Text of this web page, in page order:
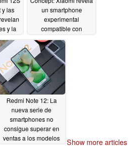
y las
y la
03/2022
un smartphone
experimental
compatible con
objetivos DSLR
11/03/2022
Redmi Note 12: La
nueva serie de
smartphones no
consigue superar en
ventas a los modelos
Show more articles